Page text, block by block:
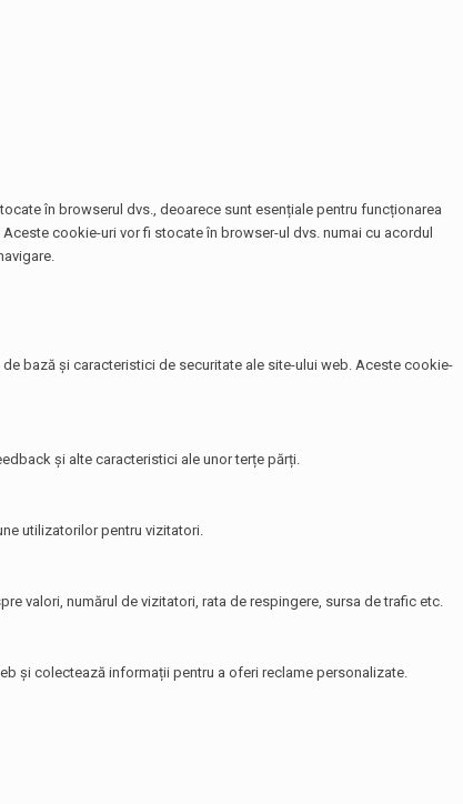
în browserul dvs., deoarece sunt esențiale pentru funcționarea
cookie-uri vor fi stocate în browser-ul dvs. numai cu acordul
bază și caracteristici de securitate ale site-ului web. Aceste cookie-
și alte caracteristici ale unor terțe părți.
utilizatorilor pentru vizitatori.
valori, numărul de vizitatori, rata de respingere, sursa de trafic etc.
și colectează informații pentru a oferi reclame personalizate.